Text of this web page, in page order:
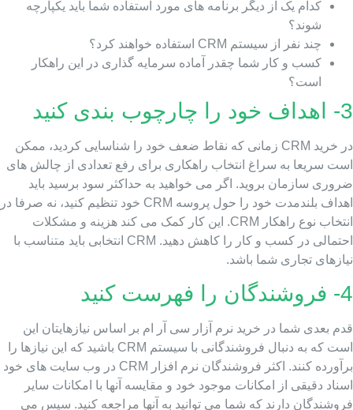
کدام یک از دیگر برنامه های مورد استفاده شما باید یکپارچه
شوند؟
چند نفر از سیستم CRM استفاده خواهند کرد؟
کسب و کار شما چقدر آماده سرمایه گذاری در این راهکار
است؟
بندی کنید
در خرید CRM زمانی که نقاط ضعف خود را شناسایی کردید، ممکن
سریعا به سراغ انتخاب راهکاری برای رفع تعدادی از چالش های
سازمان بروید. اگر می خواهید به حداکثر سود برسید باید
اهداف بلندمدت خود را حول پروسه CRM خود تنظیم کنید، نه صرفا در
انتخاب نوع راهکار CRM. این کار کمک می کند هزینه و مشکلات
احتمالی در کسب و کار را کاهش دهید. CRM انتخابی باید متناسب با
تجاری شما باشد.
کنید
بعدی شما در خرید نرم آزار سی آر ام بر اساس نیازهایتان این
است که به دنبال فروشندگانی با سیستم CRM باشید که این نیازها را
برآورده کنند. اکثر فروشندگان نرم افزار CRM در وب سایت های خود
دقیقی از امکانات موجود خود و مقایسه آنها با امکانات سایر
دارند که شما می توانید به آنها مراجعه کنید. سپس می